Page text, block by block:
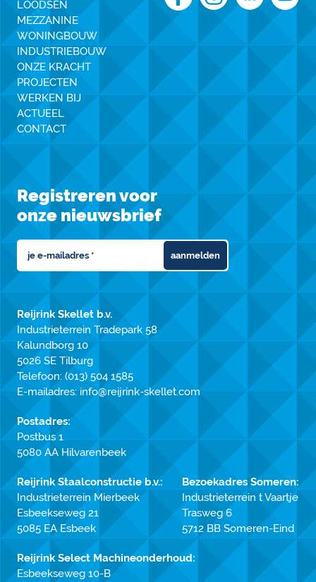
LOODSEN
MEZZANINE
WONINGBOUW
INDUSTRIEBOUW
ONZE KRACHT
PROJECTEN
WERKEN BIJ
ACTUEEL
CONTACT
Registreren voor
onze nieuwsbrief
aanmelden
Reijrink Skellet b.v.
Industrieterrein Tradepark 58
Kalundborg 10
5026 SE Tilburg
Telefoon: (013) 504 1585
E-mailadres: info@reijrink-skellet.com
Postadres:
Postbus 1
5080 AA Hilvarenbeek
Reijrink Staalconstructie b.v.:
Industrieterrein Mierbeek
Esbeekseweg 21
5085 EA Esbeek
Bezoekadres Someren:
Industrieterrein t Vaartje
Trasweg 6
5712 BB Someren-Eind
Reijrink Select Machineonderhoud:
Esbeekseweg 10-B